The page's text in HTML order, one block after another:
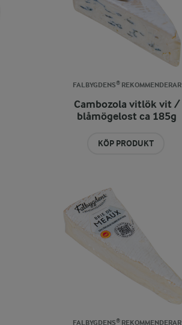
FALBYGDENS® REKOMMENDERAR
Cambozola vitlök vit /
blåmögelost ca 185g
KÖP PRODUKT
FALBYGDENS® REKOMMENDERAR